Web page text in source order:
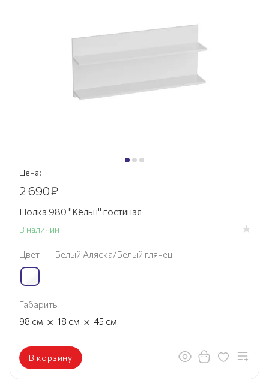
Цена:
2 690₽
Полка 980 "Кёльн" гостиная
В наличии
Цвет — Белый Аляска/Белый глянец
Габариты
98 см × 18 см × 45 см
В корзину